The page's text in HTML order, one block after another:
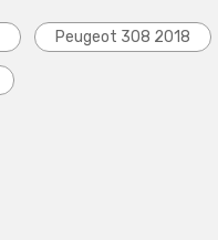
Peugeot 308 2018